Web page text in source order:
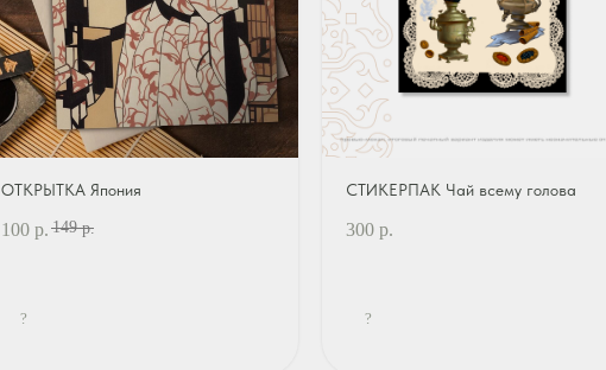
ОТКРЫТКА Япония
100 р. 149 р.
?
СТИКЕРПАК Чай всему голова
300 р.
?